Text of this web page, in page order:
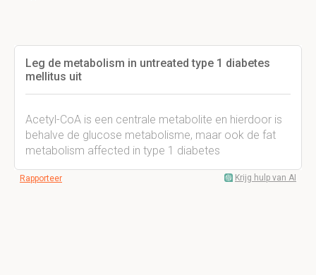
Leg de metabolism in untreated type 1 diabetes
mellitus uit
Acetyl-CoA is een centrale metabolite en hierdoor is
behalve de glucose metabolisme, maar ook de fat
metabolism affected in type 1 diabetes
Rapporteer Krijg hulp van AI